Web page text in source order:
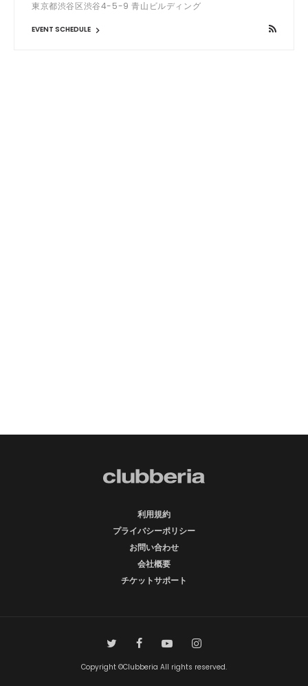
東京都渋谷区渋谷4-5-9 青山ビルディング
EVENT SCHEDULE
利用規約
プライバシーポリシー
お問い合わせ
会社概要
チケットサポート
Copyright ©Clubberia All rights reserved.